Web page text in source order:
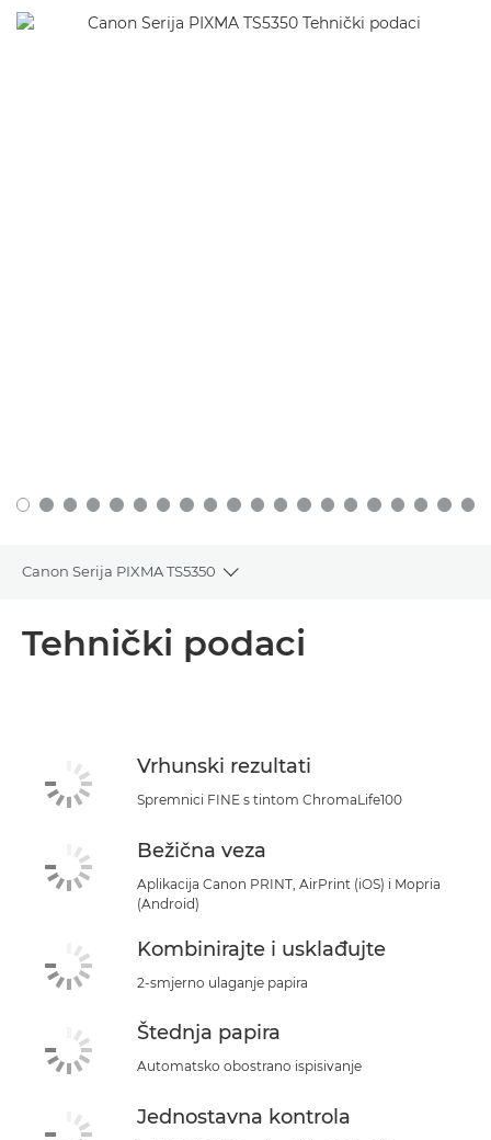
Canon Serija PIXMA TS5350
Toggle breadcrumbs
KUPITE TINTU
Tehnički podaci
Vrhunski rezultati
Spremnici FINE s tintom ChromaLife100
Bežična veza
Aplikacija Canon PRINT, AirPrint (iOS) i Mopria
(Android)
Kombinirajte i usklađujte
2-smjerno ulaganje papira
Štednja papira
Automatsko obostrano ispisivanje
Jednostavna kontrola